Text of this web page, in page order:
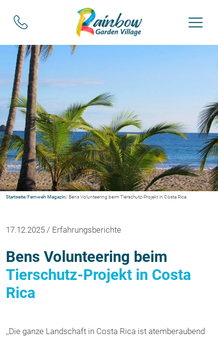
Startseite/Fernweh Magazin/ Bens Volunteering beim Tierschutz-Projekt in Costa Rica
17.12.2025 / Erfahrungsberichte
Bens Volunteering beim
Tierschutz-Projekt in Costa
Rica
,,Die ganze Landschaft in Costa Rica ist atemberaubend